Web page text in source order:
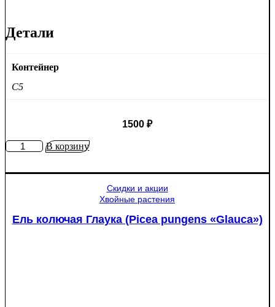
Детали
Контейнер
C5
1500 ₽
КоличествоВ корзину
Скидки и акции
Хвойные растения
Ель колючая Глаука (Picea pungens «Glauca»)